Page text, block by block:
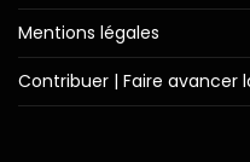
Mentions légales
Contribuer | Faire avancer